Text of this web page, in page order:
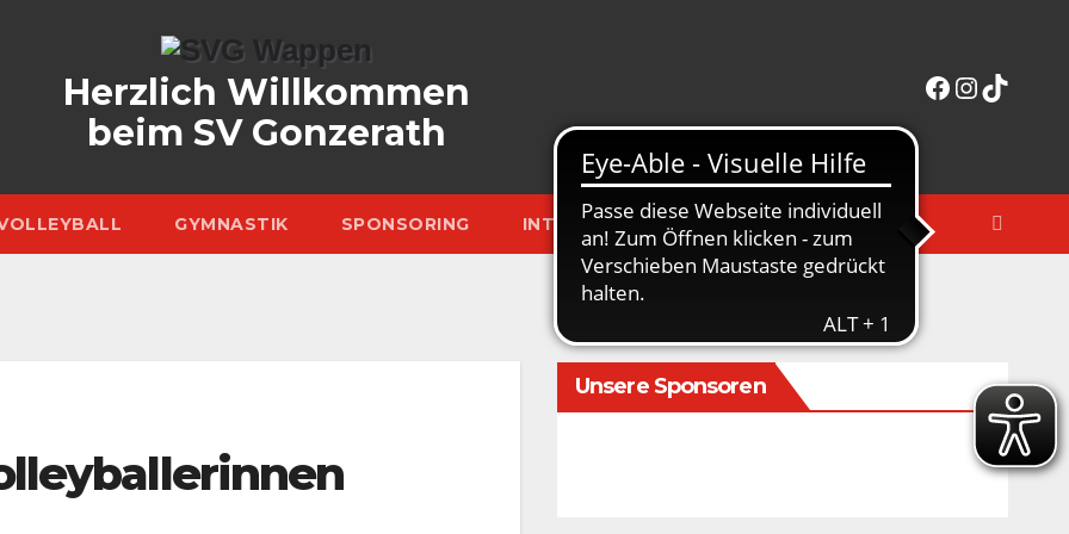
Herzlich Willkommen
beim SV Gonzerath
Facebook
TikTok
GYMNASTIK SPONSORING INTERAKTIV MERCHANDISE-SHOP
Unsere Sponsoren